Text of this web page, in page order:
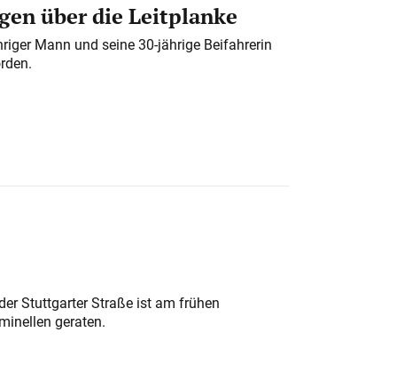
über die Leitplanke
Mann und seine 30-jährige Beifahrerin
Stuttgarter Straße ist am frühen
geraten.